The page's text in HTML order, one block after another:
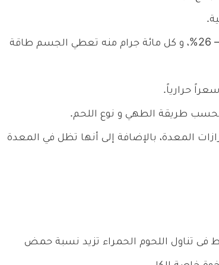
و نسبة من المواد الدهنية تتراوح بين 17 – 26%، و كل مائة جرام منه تعطي الجسم طاقة
المعدة، بالإضافة إلى أنها تظل في المعدة
فى تناول اللحوم الحمراء تزيد نسبة حمض